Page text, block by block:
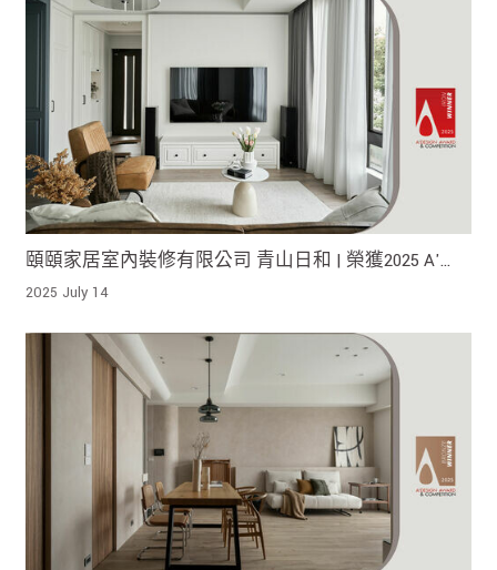
頤頤家居室內裝修有限公司 青山日和 | 榮獲2025 A'
Design Award Iron Winner !
2025 July 14